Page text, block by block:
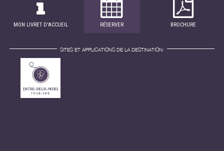
MON LIVRET D'ACCUEIL RÉSERVER BROCHURE
SITES ET APPLICATIONS DE LA DESTINATION: